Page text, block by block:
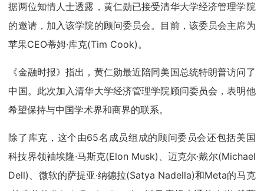
据两位知情人士透露，黄仁勋已接受清华大学经济管理学院
的邀请，加入该学院的顾问委员会。目前，该委员会主席为
苹果CEO蒂姆·库克(Tim Cook)。
《金融时报》指出，黄仁勋最近陪同美国总统特朗普访问了
中国。此次加入清华大学经济管理学院顾问委员会，表明他
希望保持与中国学术界和商界的联系。
除了库克，这个由65名成员组成的顾问委员会还包括美国
科技界领袖埃隆·马斯克(Elon Musk)、迈克尔·戴尔(Michael
Dell)、微软的萨提亚·纳德拉(Satya Nadella)和Meta的马克